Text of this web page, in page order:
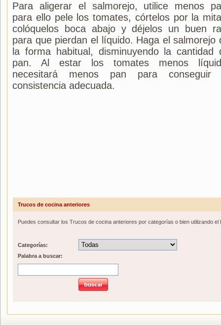
Para aligerar el salmorejo, utilice menos
para ello pele los tomates, córtelos por la
colóquelos boca abajo y déjelos un buen
para que pierdan el líquido. Haga el salmorejo
la forma habitual, disminuyendo la cantidad
pan. Al estar los tomates menos
necesitará menos pan para conseguir
consistencia adecuada.
Trucos de cocina anteriores
Puedes consultar los Trucos de cocina anteriores por categorías o bien utilizando
Categorías:
Palabra a buscar: